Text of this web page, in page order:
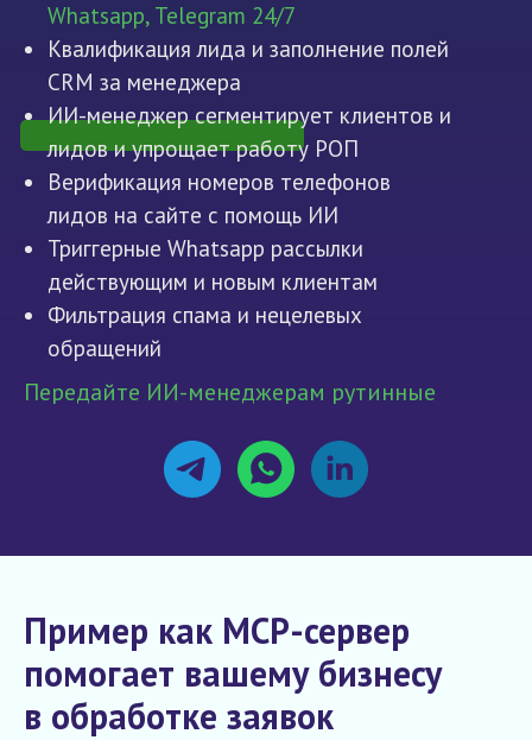
Передайте ИИ-менеджерам рутинные
работы с лидами и занимайтесь
только реальными клиентами
Whatsapp, Telegram 24/7
Квалификация лида и заполнение полей
CRM за менеджера
ИИ-менеджер сегментирует клиентов и
лидов и упрощает работу РОП
Верификация номеров телефонов
лидов на сайте с помощь ИИ
Триггерные Whatsapp рассылки
действующим и новым клиентам
Фильтрация спама и нецелевых
обращений
Пример как MCP-сервер
помогает вашему бизнесу
в обработке заявок